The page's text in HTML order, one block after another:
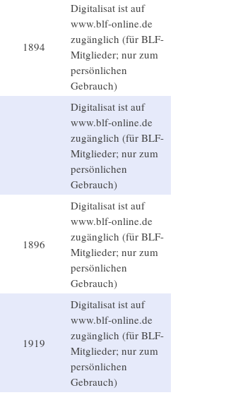
1894
Digitalisat ist auf
www.blf-online.de
zugänglich (für BLF-
Mitglieder; nur zum
persönlichen
Gebrauch)
Digitalisat ist auf
www.blf-online.de
zugänglich (für BLF-
Mitglieder; nur zum
persönlichen
Gebrauch)
1896
Digitalisat ist auf
www.blf-online.de
zugänglich (für BLF-
Mitglieder; nur zum
persönlichen
Gebrauch)
1919
Digitalisat ist auf
www.blf-online.de
zugänglich (für BLF-
Mitglieder; nur zum
persönlichen
Gebrauch)